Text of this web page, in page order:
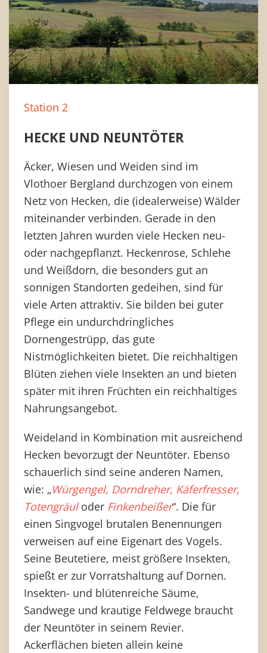
Station 2
HECKE UND NEUNTÖTER
Äcker, Wiesen und Weiden sind im
Vlothoer Bergland durchzogen von einem
Netz von Hecken, die (idealerweise) Wälder
miteinander verbinden. Gerade in den
letzten Jahren wurden viele Hecken neu-
oder nachgepflanzt. Heckenrose, Schlehe
und Weißdorn, die besonders gut an
sonnigen Standorten gedeihen, sind für
viele Arten attraktiv. Sie bilden bei guter
Pflege ein undurchdringliches
Dornengestrüpp, das gute
Nistmöglichkeiten bietet. Die reichhaltigen
Blüten ziehen viele Insekten an und bieten
später mit ihren Früchten ein reichhaltiges
Nahrungsangebot.
Weideland in Kombination mit ausreichend
Hecken bevorzugt der Neuntöter. Ebenso
schauerlich sind seine anderen Namen,
wie: „Würgengel, Dorndreher, Käferfresser,
Totengräuloder Finkenbeißer“. Die für
einen Singvogel brutalen Benennungen
verweisen auf eine Eigenart des Vogels.
Seine Beutetiere, meist größere Insekten,
spießt er zur Vorratshaltung auf Dornen.
Insekten- und blütenreiche Säume,
Sandwege und krautige Feldwege braucht
der Neuntöter in seinem Revier.
Ackerflächen bieten allein keine